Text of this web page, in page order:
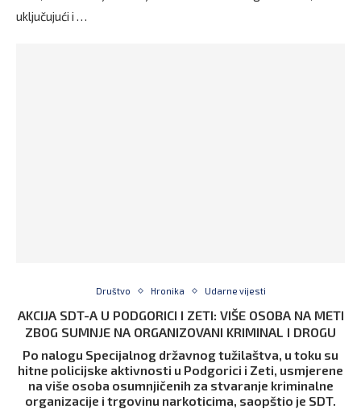
uključujući i …
Društvo Hronika Udarne vijesti
AKCIJA SDT-A U PODGORICI I ZETI: VIŠE OSOBA NA METI
ZBOG SUMNJE NA ORGANIZOVANI KRIMINAL I DROGU
Po nalogu Specijalnog državnog tužilaštva, u toku su
hitne policijske aktivnosti u Podgorici i Zeti, usmjerene
na više osoba osumnjičenih za stvaranje kriminalne
organizacije i trgovinu narkoticima, saopštio je SDT.